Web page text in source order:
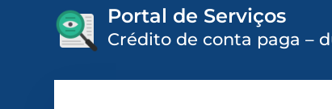
Portal de Serviços
Crédito de conta paga –